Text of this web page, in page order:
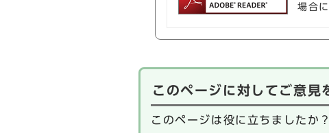
場合に
このページに対してご意見
このページは役に立ちましたか？